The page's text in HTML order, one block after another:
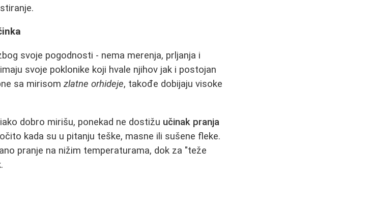
svoje pogodnosti - nema merenja, prljanja i
imaju svoje poklonike koji hvale njihov jak i postojan
sa mirisomzlatne orhideje, takođe dobijaju visoke
dobro mirišu, ponekad ne dostižu učinak pranja
kada su u pitanju teške, masne ili sušene fleke.
pranje na nižim temperaturama, dok za "teže